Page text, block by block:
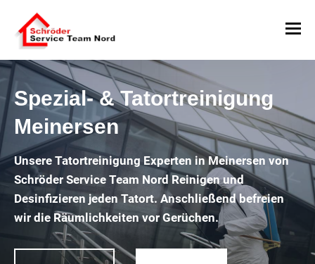
Spezial- & Tatortreinigung
Meinersen
Unsere Tatortreinigung Experten in Meinersen von
Schröder Service Team Nord Reinigen und
Desinfizieren jeden Tatort. Anschließend befreien
wir die Räumlichkeiten vor Gerüchen.